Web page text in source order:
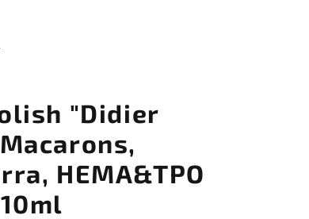
"Didier
HEMA&TPO